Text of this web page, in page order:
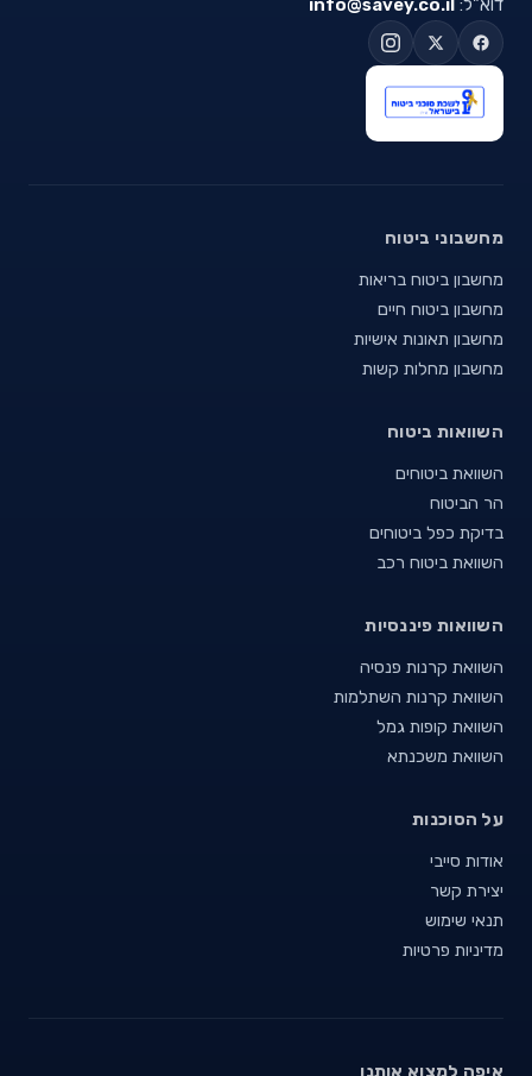
מחשבוני ביטוח
מחשבון ביטוח בריאות
מחשבון ביטוח חיים
מחשבון תאונות אישיות
מחשבון מחלות קשות
השוואות ביטוח
השוואת ביטוחים
הר הביטוח
בדיקת כפל ביטוחים
השוואת ביטוח רכב
השוואות פיננסיות
השוואת קרנות פנסיה
השוואת קרנות השתלמות
השוואת קופות גמל
השוואת משכנתא
על הסוכנות
אודות סייבי
יצירת קשר
תנאי שימוש
מדיניות פרטיות
איפה למצוא אותנו